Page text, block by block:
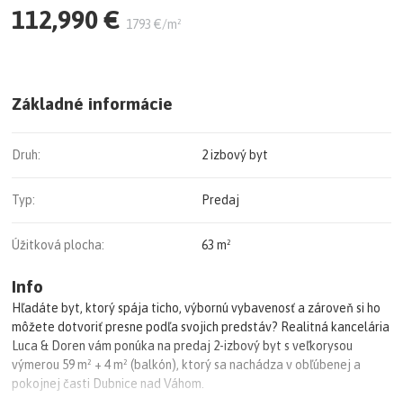
112,990 € 1793 €/m²
Základné informácie
Druh: 2 izbový byt
Typ: Predaj
Úžitková plocha: 63 m²
Info
Hľadáte byt, ktorý spája ticho, výbornú vybavenosť a zároveň si ho
môžete dotvoriť presne podľa svojich predstáv? Realitná kancelária
Luca & Doren vám ponúka na predaj 2-izbový byt s veľkorysou
výmerou 59 m² + 4 m² (balkón), ktorý sa nachádza v obľúbenej a
pokojnej časti Dubnice nad Váhom.